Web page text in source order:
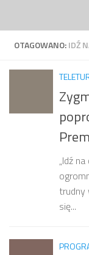
OTAGOWANO:IDŹ
„Idź
trudny
się...